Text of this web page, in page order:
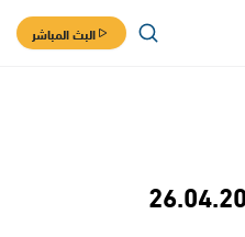
البث المباشر